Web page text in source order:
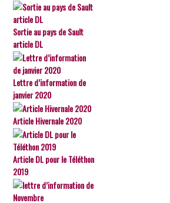
Sortie au pays de Sault
article DL
Lettre d’information de
janvier 2020
Article Hivernale 2020
Article DL pour le Téléthon
2019